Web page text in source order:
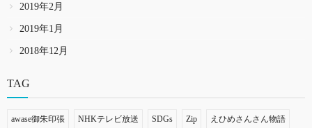
2019年2月
2019年1月
2018年12月
TAG
awase御朱印張 NHKテレビ放送 SDGs Zip えひめさんさん物語